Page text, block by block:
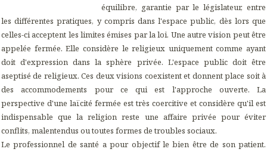
équilibre, garantie par le législateur, entre
les différentes pratiques, y compris dans l'espace public, dès lors que
celles-ci acceptent les limites émises par la loi. Une autre vision peut être
appelée fermée. Elle considère le religieux uniquement comme ayant
doit d'expression dans la sphère privée. L'espace public doit être
aseptisé de religieux. Ces deux visions coexistent et donnent place soit à
des accommodements pour ce qui est l'approche ouverte. La
perspective d'une laïcité fermée est très coercitive et considère qu'il est
indispensable que la religion reste une affaire privée pour éviter
conflits, malentendus ou toutes formes de troubles sociaux.
Le professionnel de santé a pour objectif le bien être de son patient.